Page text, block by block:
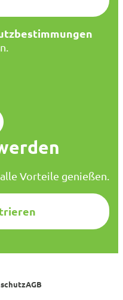
Vorteile genießen.
AGB